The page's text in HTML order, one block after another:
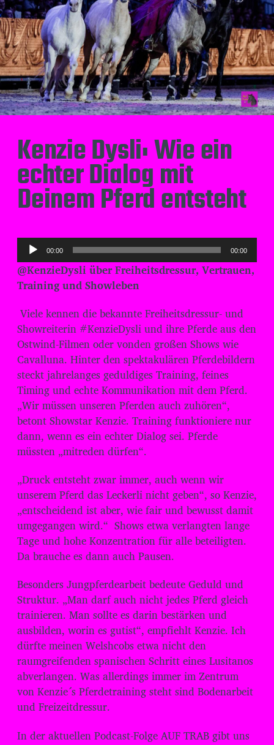
Kenzie Dysli: Wie ein
echter Dialog mit
Deinem Pferd entsteht
u
d
i
o
-
P
l
a
y
e
r
00:00 00:00
@KenzieDysli über Freiheitsdressur, Vertrauen,
Training und Showleben
Viele kennen die bekannte Freiheitsdressur- und
Showreiterin #KenzieDysli und ihre Pferde aus den
Ostwind-Filmen oder vonden großen Shows wie
Cavalluna. Hinter den spektakulären Pferdebildern
steckt jahrelanges geduldiges Training, feines
Timing und echte Kommunikation mit dem Pferd.
„Wir müssen unseren Pferden auch zuhören“,
betont Showstar Kenzie. Training funktioniere nur
dann, wenn es ein echter Dialog sei. Pferde
müssten „mitreden dürfen“.
„Druck entsteht zwar immer, auch wenn wir
unserem Pferd das Leckerli nicht geben“, so Kenzie,
„entscheidend ist aber, wie fair und bewusst damit
umgegangen wird.“ Shows etwa verlangten lange
Tage und hohe Konzentration für alle beteiligten.
Da brauche es dann auch Pausen.
Besonders Jungpferdearbeit bedeute Geduld und
Struktur. „Man darf auch nicht jedes Pferd gleich
trainieren. Man sollte es darin bestärken und
ausbilden, worin es gutist“, empfiehlt Kenzie. Ich
dürfte meinen Welshcobs etwa nicht den
raumgreifenden spanischen Schritt eines Lusitanos
abverlangen. Was allerdings immer im Zentrum
von Kenzie´s Pferdetraining steht sind Bodenarbeit
und Freizeitdressur.
In der aktuellen Podcast-Folge AUF TRAB gibt uns